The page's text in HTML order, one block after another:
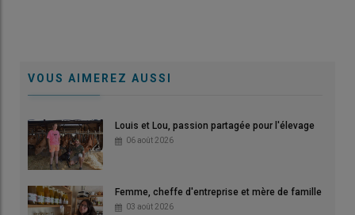
VOUS AIMEREZ AUSSI
Louis et Lou, passion partagée pour l'élevage
06 août 2026
Femme, cheffe d'entreprise et mère de famille
03 août 2026